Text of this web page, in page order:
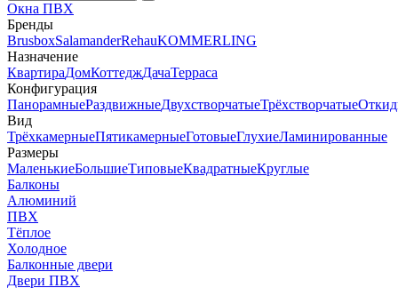
Окна ПВХ
Бренды
BrusboxSalamanderRehauKOMMERLING
Назначение
КвартираДомКоттеджДачаТерраса
Конфигурация
ПанорамныеРаздвижныеДвухстворчатыеТрёхстворчатые
Вид
ТрёхкамерныеПятикамерныеГотовыеГлухиеЛаминированные
Размеры
МаленькиеБольшиеТиповыеКвадратныеКруглые
Балконы
Алюминий
ПВХ
Тёплое
Холодное
Балконные двери
Двери ПВХ